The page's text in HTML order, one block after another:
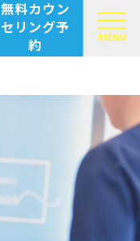
無料カウン
セリング予
約
MENU